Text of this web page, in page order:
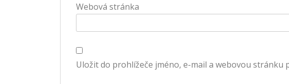
Webová stránka
Uložit do prohlížeče jméno, e-mail a webovou stránku